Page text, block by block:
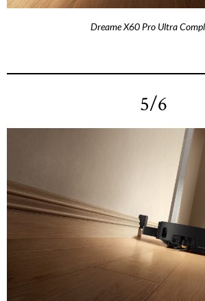
Dreame X60 Pro Ultra
5/6